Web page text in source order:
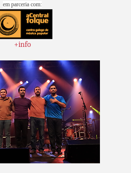
em parceria com:
+info